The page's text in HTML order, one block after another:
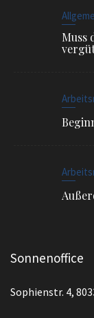
Muss
Sonnenoffice
Sophienstr. 4,